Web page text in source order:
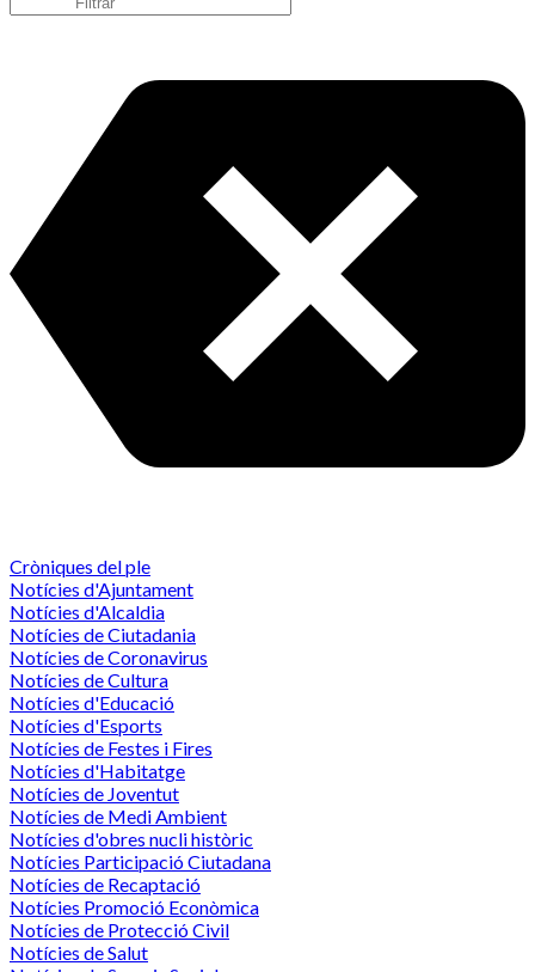
Cròniques del ple
Notícies d'Ajuntament
Notícies d'Alcaldia
Notícies de Ciutadania
Notícies de Coronavirus
Notícies de Cultura
Notícies d'Educació
Notícies d'Esports
Notícies de Festes i Fires
Notícies d'Habitatge
Notícies de Joventut
Notícies de Medi Ambient
Notícies d'obres nucli històric
Notícies Participació Ciutadana
Notícies de Recaptació
Notícies Promoció Econòmica
Notícies de Protecció Civil
Notícies de Salut